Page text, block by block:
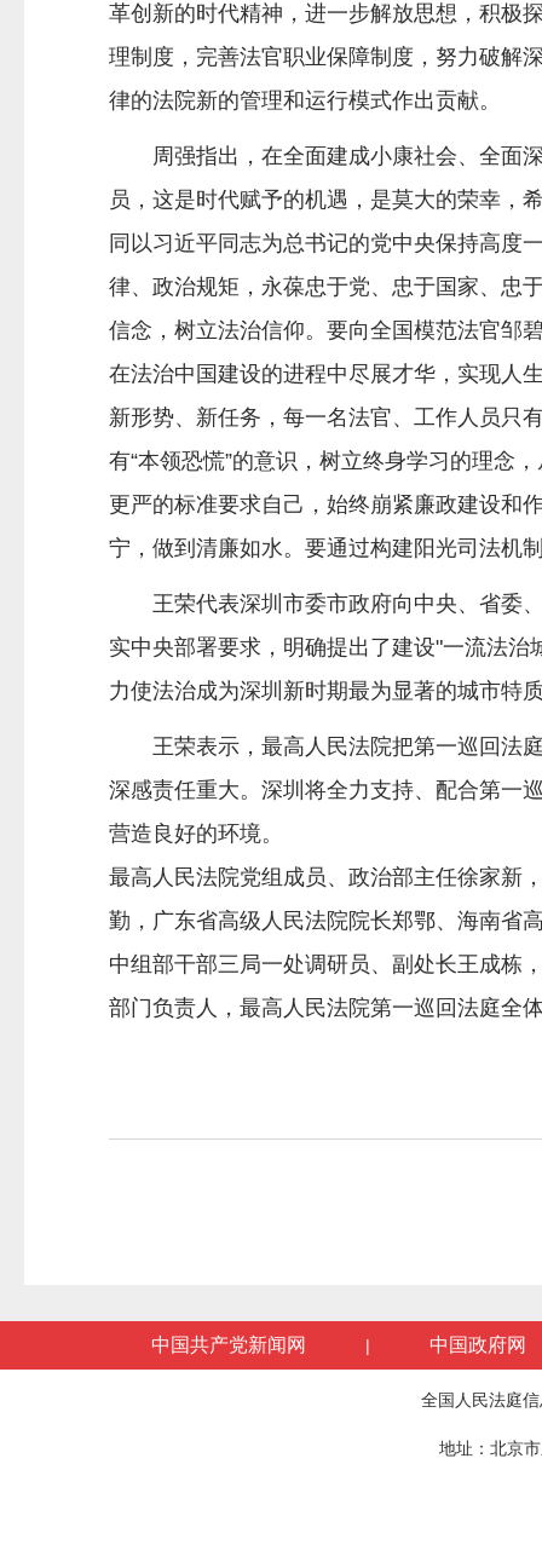
革创新的时代精神，进一步解放思想，积极
理制度，完善法官职业保障制度，努力破解
律的法院新的管理和运行模式作出贡献。
周强指出，在全面建成小康社会、全面
员，这是时代赋予的机遇，是莫大的荣幸，
同以习近平同志为总书记的党中央保持高度
律、政治规矩，永葆忠于党、忠于国家、忠
信念，树立法治信仰。要向全国模范法官邹
在法治中国建设的进程中尽展才华，实现人
新形势、新任务，每一名法官、工作人员只
有“本领恐慌”的意识，树立终身学习的理念
更严的标准要求自己，始终崩紧廉政建设和
宁，做到清廉如水。要通过构建阳光司法机
王荣代表深圳市委市政府向中央、省委
实中央部署要求，明确提出了建设"一流法
力使法治成为深圳新时期最为显著的城市特
王荣表示，最高人民法院把第一巡回法
深感责任重大。深圳将全力支持、配合第一
营造良好的环境。
最高人民法院党组成员、政治部主任徐家新
勤，广东省高级人民法院院长郑鄂、海南省
中组部干部三局一处调研员、副处长王成栋
部门负责人，最高人民法院第一巡回法庭全
中国共产党新闻网 | 中国政府网
全国人民法庭
地址：北京